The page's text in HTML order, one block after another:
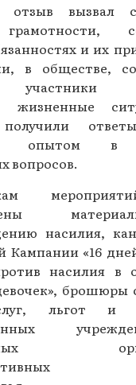
отзыв вызвал
и их
в обществе,
участники
жизненные
опытом в
вопросов.
насилия,
Кампании «16
насилия в
брошюры
льгот и